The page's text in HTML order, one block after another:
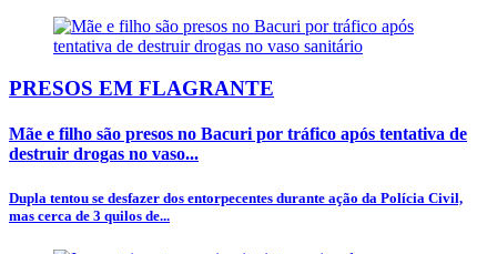
PRESOS EM FLAGRANTE
Mãe e filho são presos no Bacuri por tráfico após tentativa de
destruir drogas no vaso...
Dupla tentou se desfazer dos entorpecentes durante ação da Polícia Civil,
mas cerca de 3 quilos de...